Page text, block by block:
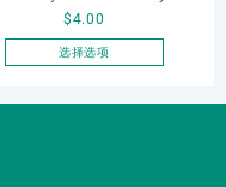
页
面
上
Jewelry Box Set
Elegantjewelry Boxes
$4.00
选择选项
产